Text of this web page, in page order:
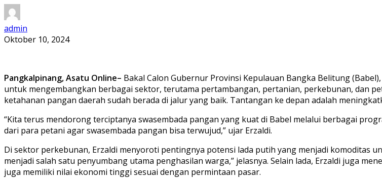
admin
Oktober 10, 2024
Pangkalpinang, Asatu Online– Bakal Calon Gubernur Provinsi Kepulauan Bangka Belitung
untuk mengembangkan berbagai sektor, terutama pertambangan, pertanian, perkebunan, dan
ketahanan pangan daerah sudah berada di jalur yang baik. Tantangan ke depan adalah
“Kita terus mendorong terciptanya swasembada pangan yang kuat di Babel melalui berbagai
dari para petani agar swasembada pangan bisa terwujud,” ujar Erzaldi.
Di sektor perkebunan, Erzaldi menyoroti pentingnya potensi lada putih yang menjadi komoditas
menjadi salah satu penyumbang utama penghasilan warga,” jelasnya. Selain lada, Erzaldi juga
juga memiliki nilai ekonomi tinggi sesuai dengan permintaan pasar.